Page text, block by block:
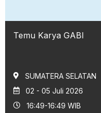
Temu Karya GABI
SUMATERA SELATAN
02 - 05 Juli 2026
16:49-16:49 WIB